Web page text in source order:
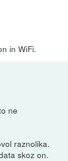
in WiFi.
ne
raznolika.
skoz on.